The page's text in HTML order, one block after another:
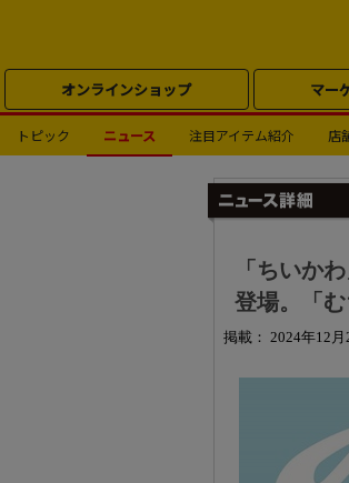
オンラインショップ マー
トピック ニュース 注目アイテム紹介 店
「ちいか
登場。「
掲載： 2024年12月